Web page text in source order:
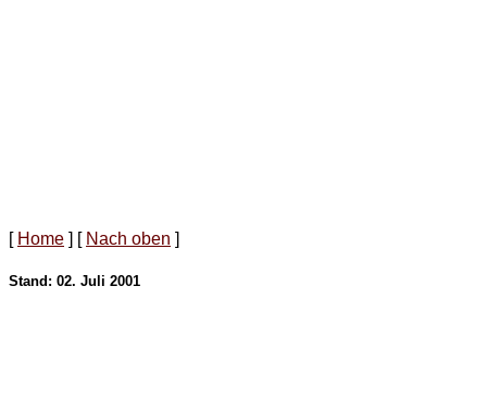
[ Home ] [ Nach oben ]
Stand: 02. Juli 2001